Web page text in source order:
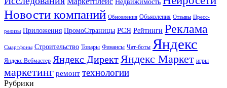
Недвижимость
Новости компаний Обновления Объявления Отзывы Пресс-
релизы Приложения ПромоСтраницы РСЯ Рейтинги Реклама
Смартфоны Строительство Товары Финансы Чат-боты Яндекс
Яндекс.Вебмастер Яндекс Директ Яндекс Маркет игры
маркетинг ремонт технологии
Рубрики